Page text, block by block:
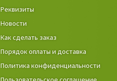
Товары и инструмент для дачи, сада,
Фонари
Реквизиты
Новости
Как сделать заказ
Порядок оплаты и доставка
Политика конфиденциальности